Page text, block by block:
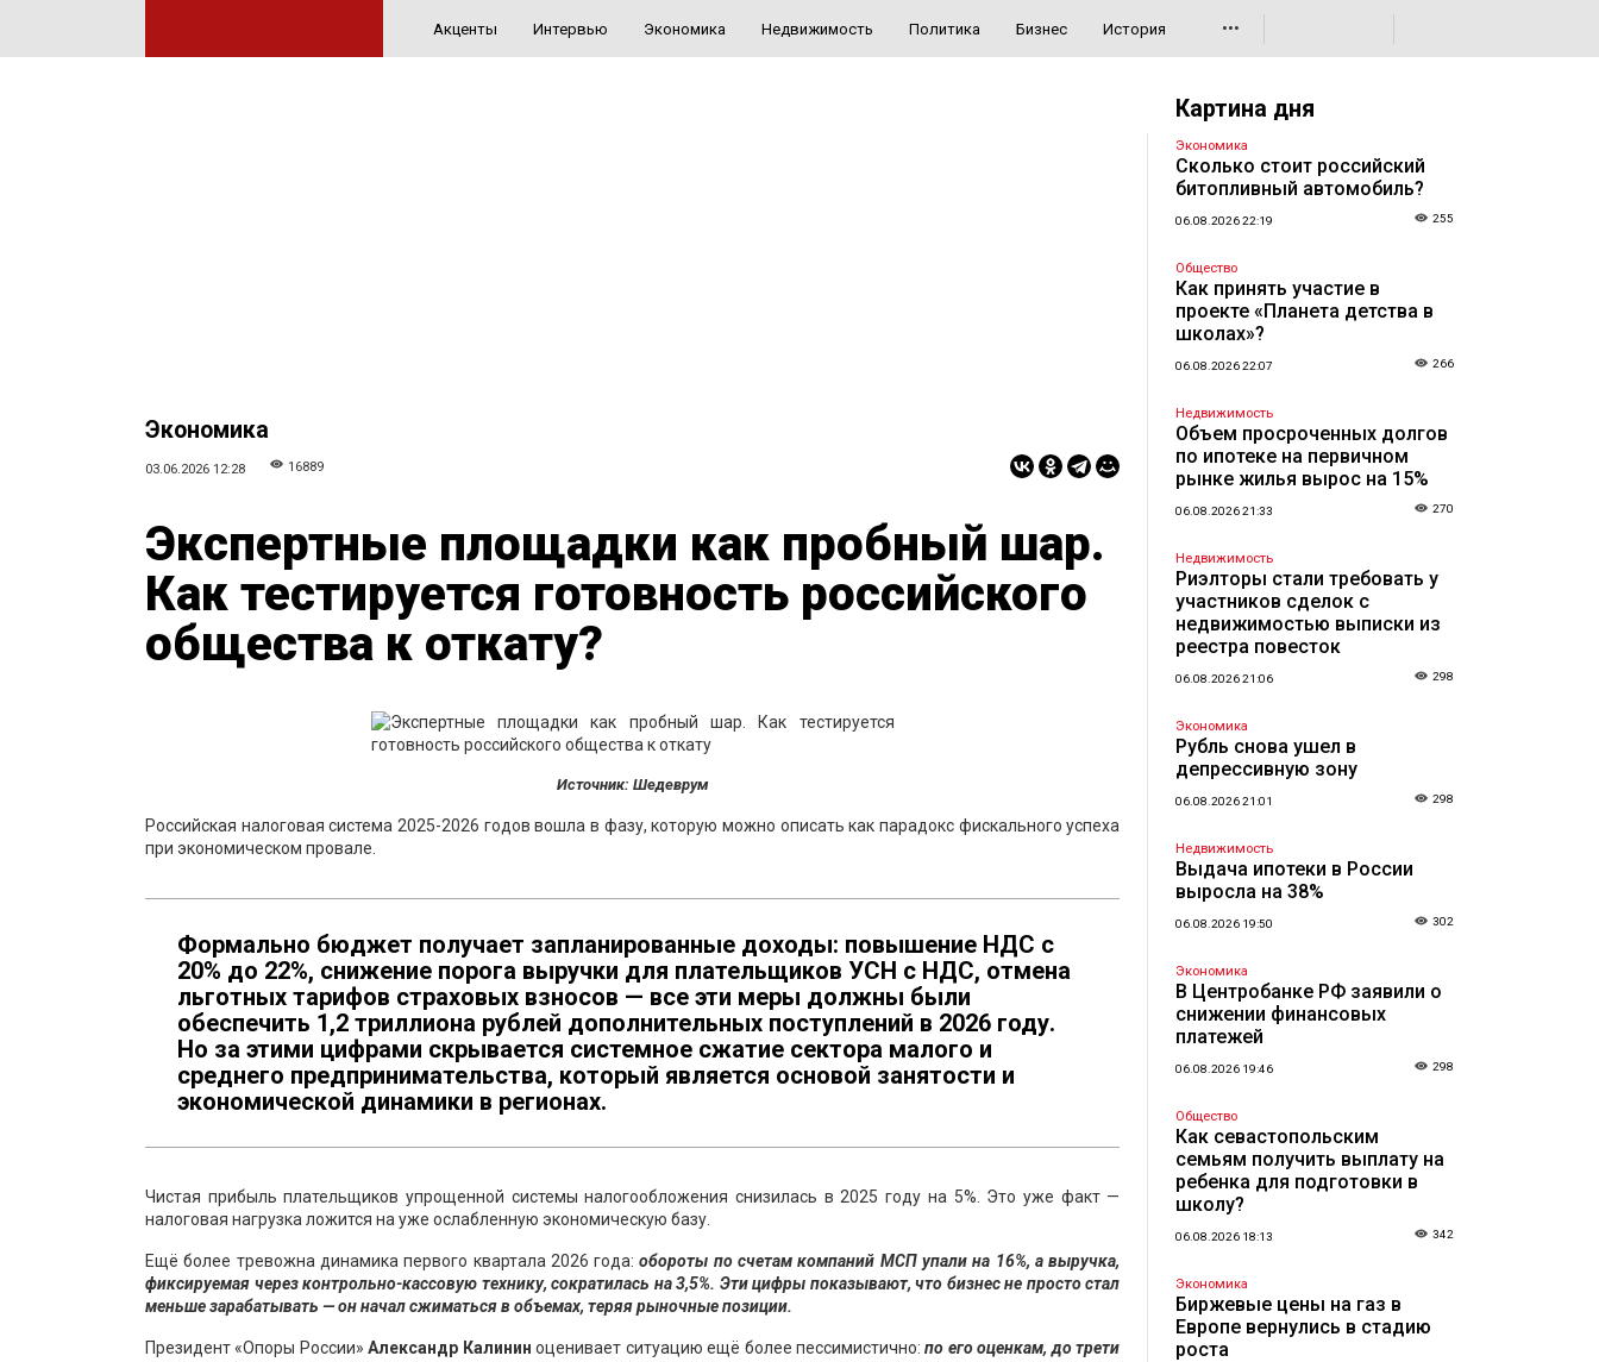
Акценты Интервью Экономика Недвижимость Политика Бизнес История •••
Экономика
03.06.2026 12:28 16889
Экспертные площадки как пробный шар.
Как тестируется готовность российского
общества к откату?
Источник: Шедеврум
Российская налоговая система 2025-2026 годов вошла в фазу, которую можно описать как парадокс фискального успеха
при экономическом провале.
Формально бюджет получает запланированные доходы: повышение НДС с
20% до 22%, снижение порога выручки для плательщиков УСН с НДС, отмена
льготных тарифов страховых взносов — все эти меры должны были
обеспечить 1,2 триллиона рублей дополнительных поступлений в 2026 году.
Но за этими цифрами скрывается системное сжатие сектора малого и
среднего предпринимательства, который является основой занятости и
экономической динамики в регионах.
Чистая прибыль плательщиков упрощенной системы налогообложения снизилась в 2025 году на 5%. Это уже факт —
налоговая нагрузка ложится на уже ослабленную экономическую базу.
Ещё более тревожна динамика первого квартала 2026 года:обороты по счетам компаний МСП упали на 16%, а выручка,
фиксируемая через контрольно-кассовую технику, сократилась на 3,5%. Эти цифры показывают, что бизнес не просто стал
меньше зарабатывать — он начал сжиматься в объемах, теряя рыночные позиции.
Президент «Опоры России»Александр Калинин оценивает ситуацию ещё более пессимистично: по его оценкам, до трети
Картина дня
Экономика
Сколько стоит российский
битопливный автомобиль?
06.08.2026 22:19 255
Общество
Как принять участие в
проекте «Планета детства в
школах»?
06.08.2026 22:07 266
Недвижимость
Объем просроченных долгов
по ипотеке на первичном
рынке жилья вырос на 15%
06.08.2026 21:33 270
Недвижимость
Риэлторы стали требовать у
участников сделок с
недвижимостью выписки из
реестра повесток
06.08.2026 21:06 298
Экономика
Рубль снова ушел в
депрессивную зону
06.08.2026 21:01 298
Недвижимость
Выдача ипотеки в России
выросла на 38%
06.08.2026 19:50 302
Экономика
В Центробанке РФ заявили о
снижении финансовых
платежей
06.08.2026 19:46 298
Общество
Как севастопольским
семьям получить выплату на
ребенка для подготовки в
школу?
06.08.2026 18:13 342
Экономика
Биржевые цены на газ в
Европе вернулись в стадию
роста